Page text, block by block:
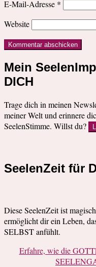
E-Mail-Adresse *
Website
Mein
DICH
Trage dich in meinen
meiner Welt und erinnere
SeelenStimme. Willst du?
SeelenZeit für
Diese SeelenZeit ist
ermöglicht dir ein Leben,
SELBST anfühlt.
Erfahre, wie die